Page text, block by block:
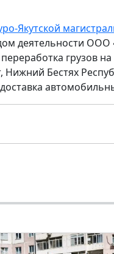
Якутской
деятельности ООО
грузов
Нижний Бестях